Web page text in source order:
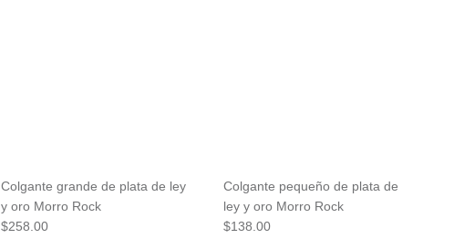
Colgante grande de plata de ley
y oro Morro Rock
$258.00
Colgante pequeño de plata de
ley y oro Morro Rock
$138.00